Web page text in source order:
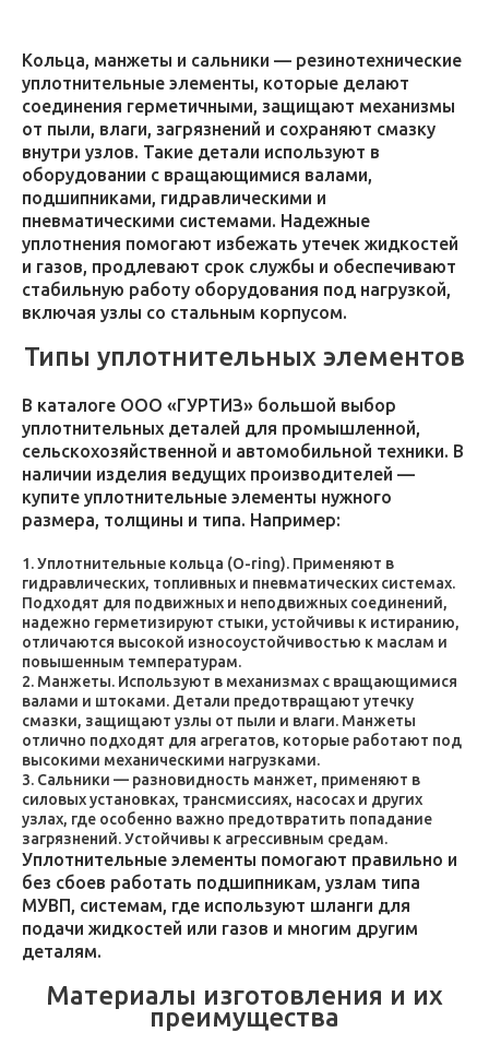
Кольца, манжеты и сальники — резинотехнические
уплотнительные элементы, которые делают
соединения герметичными, защищают механизмы
от пыли, влаги, загрязнений и сохраняют смазку
внутри узлов. Такие детали используют в
оборудовании с вращающимися валами,
подшипниками, гидравлическими и
пневматическими системами. Надежные
уплотнения помогают избежать утечек жидкостей
и газов, продлевают срок службы и обеспечивают
стабильную работу оборудования под нагрузкой,
включая узлы со стальным корпусом.
Типы уплотнительных элементов
В каталоге ООО «ГУРТИЗ» большой выбор
уплотнительных деталей для промышленной,
сельскохозяйственной и автомобильной техники. В
наличии изделия ведущих производителей —
купите уплотнительные элементы нужного
размера, толщины и типа. Например:
Уплотнительные кольца (O-ring). Применяют в
гидравлических, топливных и пневматических системах.
Подходят для подвижных и неподвижных соединений,
надежно герметизируют стыки, устойчивы к истиранию,
отличаются высокой износоустойчивостью к маслам и
повышенным температурам.
Манжеты. Используют в механизмах с вращающимися
валами и штоками. Детали предотвращают утечку
смазки, защищают узлы от пыли и влаги. Манжеты
отлично подходят для агрегатов, которые работают под
высокими механическими нагрузками.
Сальники — разновидность манжет, применяют в
силовых установках, трансмиссиях, насосах и других
узлах, где особенно важно предотвратить попадание
загрязнений. Устойчивы к агрессивным средам.
Уплотнительные элементы помогают правильно и
без сбоев работать подшипникам, узлам типа
МУВП, системам, где используют шланги для
подачи жидкостей или газов и многим другим
деталям.
Материалы изготовления и их
преимущества